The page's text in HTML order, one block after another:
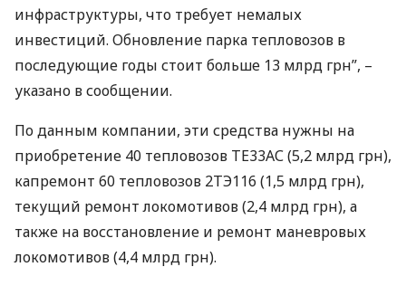
инфраструктуры, что требует немалых
инвестиций. Обновление парка тепловозов в
последующие годы стоит больше 13 млрд грн”, –
указано в сообщении.
По данным компании, эти средства нужны на
приобретение 40 тепловозов ТЕ33АС (5,2 млрд грн),
капремонт 60 тепловозов 2ТЭ116 (1,5 млрд грн),
текущий ремонт локомотивов (2,4 млрд грн), а
также на восстановление и ремонт маневровых
локомотивов (4,4 млрд грн).